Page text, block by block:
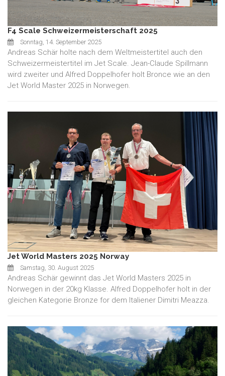
F4 Scale Schweizermeisterschaft 2025
Sonntag, 14. September 2025
Andreas Schär holte nach dem Weltmeistertitel auch den
Schweizermeistertitel im Jet Scale. Jean-Claude Spillmann
wird zweiter und Alfred Doppelhofer holt Bronce wie an den
Jet World Master 2025 in Norwegen.
Jet World Masters 2025 Norway
Samstag, 30. August 2025
Andreas Schär gewinnt das Jet World Masters 2025 in
Norwegen in der 20kg Klasse. Alfred Doppelhofer holt in der
gleichen Kategorie Bronze for dem Italiener Dimitri Meazza.